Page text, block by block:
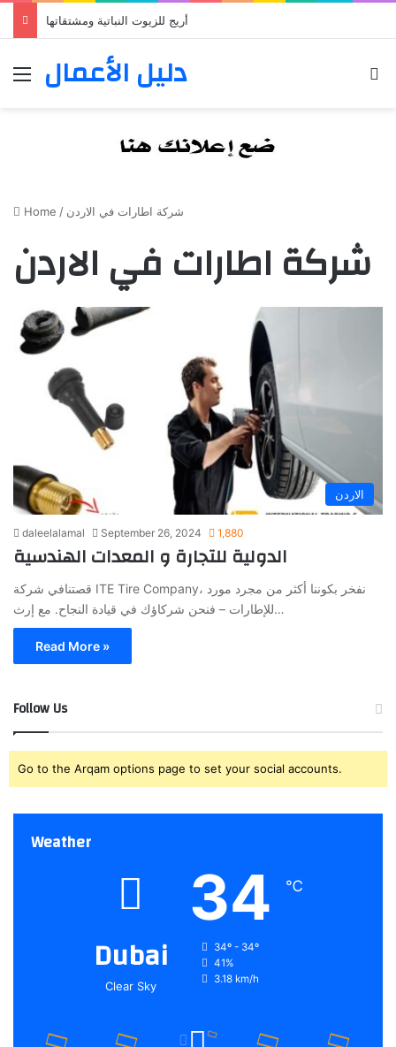
أريج للزيوت النباتية ومشتقاتها
Menu
دليل الأعمال
Home / شركة اطارات في الاردن
شركة اطارات في الاردن
الاردن
daleelalamal September 26, 2024 1,880
الدولية للتجارة و المعدات الهندسية
قصتنافي شركة ITE Tire Company، نفخر بكوننا أكثر من مجرد مورد
للإطارات – فنحن شركاؤك في قيادة النجاح. مع إرث…
Read More »
Follow Us
Go to the Arqam options page to set your social accounts.
Weather
Dubai
Clear Sky
34 ℃
34º - 34º
41%
3.18 km/h